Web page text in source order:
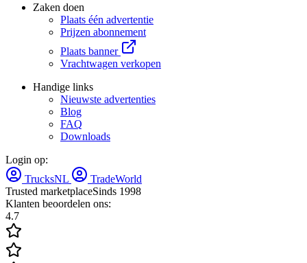
Zaken doen
Plaats één advertentie
Prijzen abonnement
Plaats banner
Vrachtwagen verkopen
Handige links
Nieuwste advertenties
Blog
FAQ
Downloads
Login op:
TrucksNL
TradeWorld
Trusted marketplaceSinds 1998
Klanten beoordelen ons:
4.7